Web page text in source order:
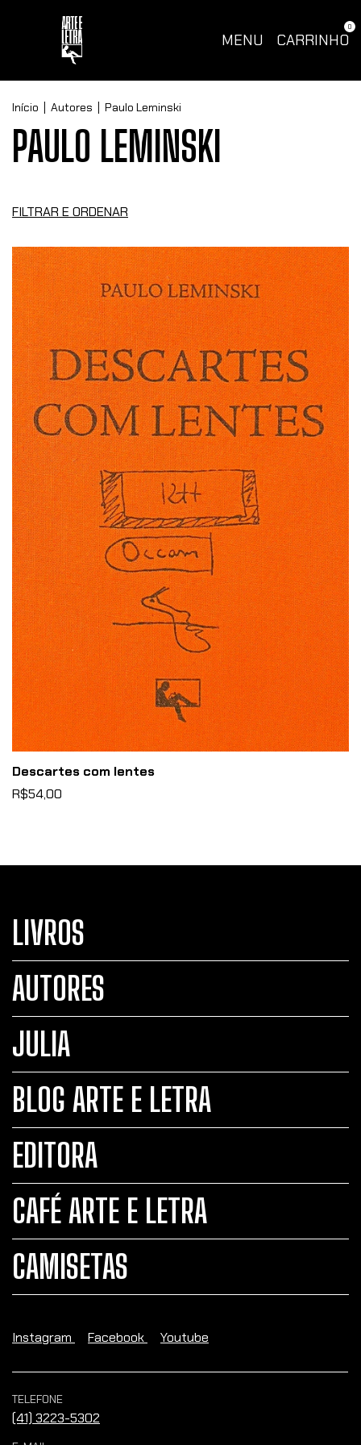
MENU CARRINHO
0
Início Autores Paulo Leminski
PAULO LEMINSKI
FILTRAR E ORDENAR
Descartes com lentes
R$54,00
LIVROS
AUTORES
JULIA
BLOG ARTE E LETRA
EDITORA
CAFÉ ARTE E LETRA
CAMISETAS
Instagram Facebook Youtube
TELEFONE
(41) 3223-5302